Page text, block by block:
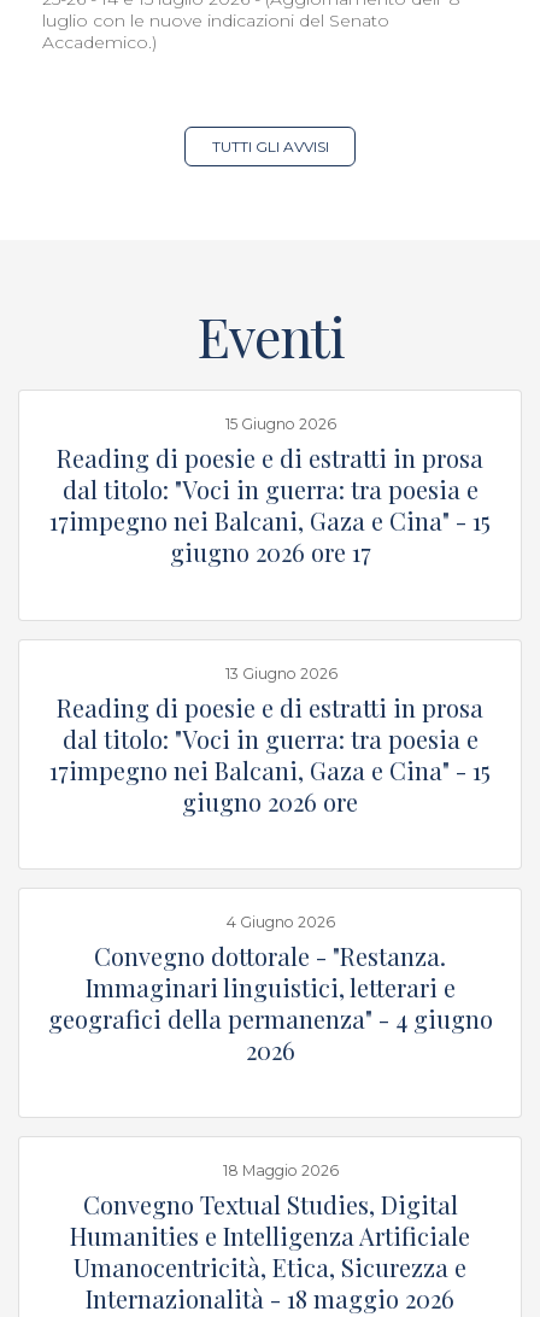
luglio con le nuove indicazioni del Senato
Accademico.)
TUTTI GLI AVVISI
Eventi
15 Giugno 2026
Reading di poesie e di estratti in prosa
dal titolo: "Voci in guerra: tra poesia e
17impegno nei Balcani, Gaza e Cina" - 15
giugno 2026 ore 17
13 Giugno 2026
Reading di poesie e di estratti in prosa
dal titolo: "Voci in guerra: tra poesia e
17impegno nei Balcani, Gaza e Cina" - 15
giugno 2026 ore
4 Giugno 2026
Convegno dottorale - "Restanza.
Immaginari linguistici, letterari e
geografici della permanenza" - 4 giugno
2026
18 Maggio 2026
Convegno Textual Studies, Digital
Humanities e Intelligenza Artificiale
Umanocentricità, Etica, Sicurezza e
Internazionalità - 18 maggio 2026